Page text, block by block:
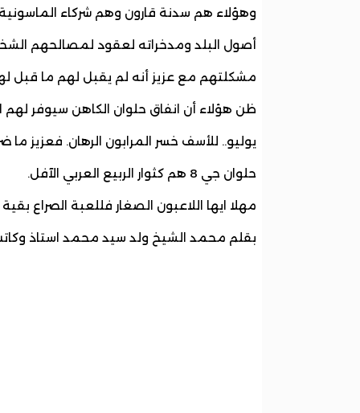
وهؤلاء هم سدنة قارون وهم شركاء
أصول البلد ومدخراته لعقود لمصالحهم
مشكلتهم مع عزيز أنه لم يقبل لهم ما قبل
ظن هؤلاء أن انفاق حلوان الكاهن سيوفر لهم
يوليو.. للأسف خسر المرابون الرهان. فعزيز
حلوان جي 8 هم كثوار الربيع العربي الآفل.
مهلا ايها اللاعبون الصغار فللعبة الصراع
بقلم محمد الشيخ ولد سيد محمد استاذ